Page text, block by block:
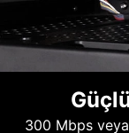
300 Mbps